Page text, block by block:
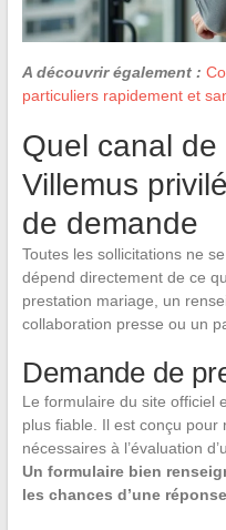
A découvrir également :
particuliers rapidement et
Quel canal
Villemus
de demande
Toutes les sollicitations ne
dépend directement de ce
prestation mariage, un
collaboration presse ou un
Demande de
Le formulaire du site officiel
plus fiable. Il est conçu pour
nécessaires à l’évaluation
Un formulaire bien
les chances d’une